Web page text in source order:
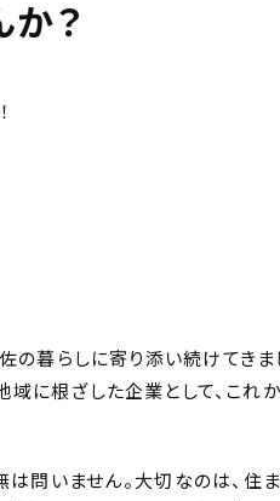
？
の暮らしに寄り添い続けてきま
に根ざした企業として、これ
問いません。大切なのは、住